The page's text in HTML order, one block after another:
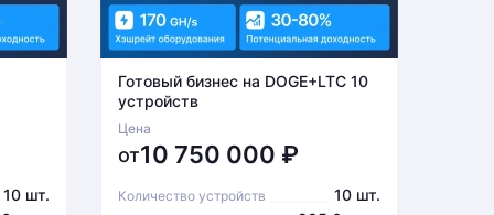
10 шт.
Готовый бизнес на DOGE+LTC 10
устройств
Цена
от10 750 000 ₽
Количество устройств 10 шт.